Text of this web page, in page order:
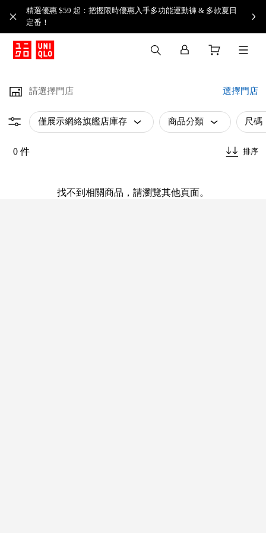
精選優惠 $59 起：把握限時優惠入手多功能運動褲 & 多款夏日
定番！​
請選擇門店 選擇門店
僅展示網絡旗艦店庫存 商品分類 尺碼
0 件 排序
找不到相關商品，請瀏覽其他頁面。